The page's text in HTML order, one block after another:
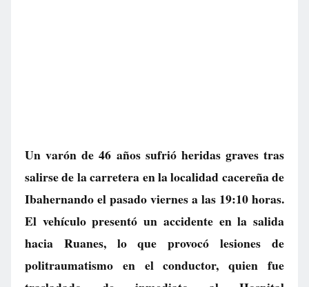
Un varón de 46 años sufrió heridas graves tras
salirse de la carretera en la localidad cacereña de
Ibahernando el pasado viernes a las 19:10 horas.
El vehículo presentó un accidente en la salida
hacia Ruanes, lo que provocó lesiones de
politraumatismo en el conductor, quien fue